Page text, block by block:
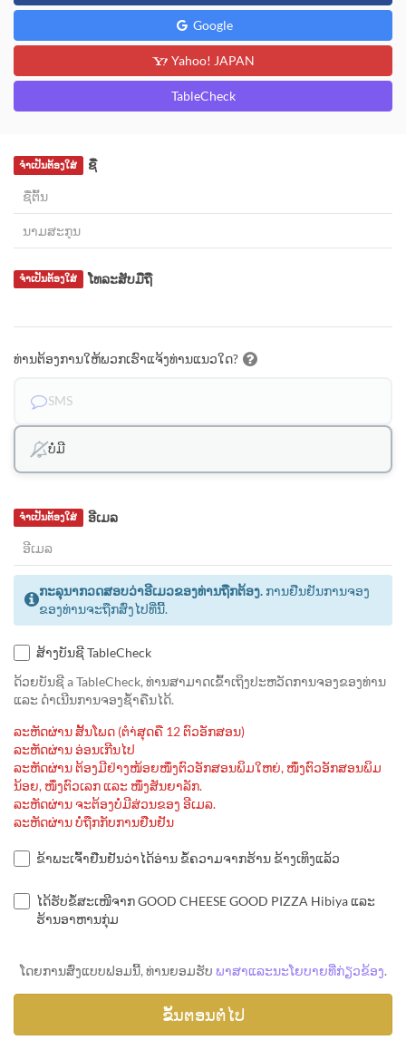
Google
Yahoo! JAPAN
TableCheck
ຊື່
ຈຳເປັນຕ້ອງໃສ່
ໂທລະສັບມືຖື
ຈຳເປັນຕ້ອງໃສ່
ທ່ານຕ້ອງການໃຫ້ພວກເຮົາແຈ້ງທ່ານແນວໃດ?
SMS
ບໍ່ມີ
ອີເມລ
ຈຳເປັນຕ້ອງໃສ່
ກະລຸນາກວດສອບວ່າອີເມວຂອງທ່ານຖືກຕ້ອງ. ການຢືນຢັນການຈອງ
ຂອງທ່ານຈະຖືກສົ່ງໄປທີ່ນີ້.
ສ້າງບັນຊີ TableCheck
ດ້ວຍບັນຊີ a TableCheck, ທ່ານສາມາດເຂົ້າເຖິງປະຫວັດການຈອງຂອງທ່ານ
ແລະ ດຳເນີນການຈອງຊ້ຳຄືນໄດ້.
ລະຫັດຜ່ານ ສັ້ນໂພດ (ຕຳ່ສຸດຄື 12 ຕົວອັກສອນ)
ລະຫັດຜ່ານ ອ່ອນເກີນໄປ
ລະຫັດຜ່ານ ຕ້ອງມີຢ່າງໜ້ອຍໜຶ່ງຕົວອັກສອນພິມໃຫຍ່, ໜຶ່ງຕົວອັກສອນພິມ
ນ້ອຍ, ໜຶ່ງຕົວເລກ ແລະ ໜຶ່ງສັນຍາລັກ.
ລະຫັດຜ່ານ ຈະຕ້ອງບໍ່ມີສ່ວນຂອງ ອີເມລ.
ລະຫັດຜ່ານ ບໍ່ຖືກກັບການຢືນຢັນ
ຂ້າພະເຈົ້າຢືນຢັນວ່າໄດ້ອ່ານ ຂໍ້ຄວາມຈາກຮ້ານ ຂ້າງເທິງແລ້ວ
ໄດ້ຮັບຂໍ້ສະເໜີຈາກ GOOD CHEESE GOOD PIZZA Hibiya ແລະ
ຮ້ານອາຫານກຸ່ມ
ໂດຍການສົ່ງແບບຟອມນີ້, ທ່ານຍອມຮັບ ພາສາແລະນະໂຍບາຍທີ່ກ່ຽວຂ້ອງ.